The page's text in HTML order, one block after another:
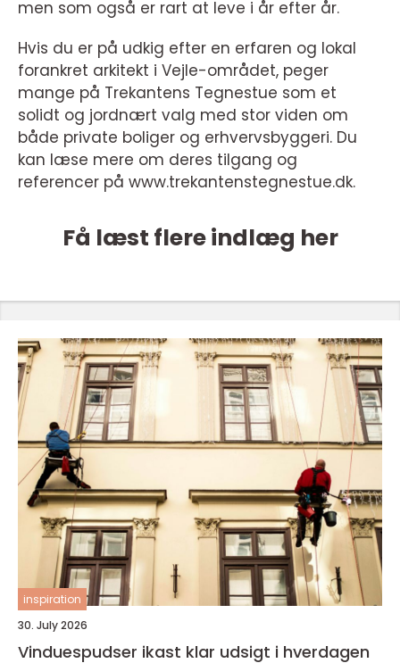
men som også er rart at leve i år efter år.
Hvis du er på udkig efter en erfaren og lokal
forankret arkitekt i Vejle-området, peger
mange på Trekantens Tegnestue som et
solidt og jordnært valg med stor viden om
både private boliger og erhvervsbyggeri. Du
kan læse mere om deres tilgang og
referencer på www.trekantenstegnestue.dk.
Få læst flere indlæg her
inspiration
30. July 2026
Vinduespudser ikast klar udsigt i hverdagen